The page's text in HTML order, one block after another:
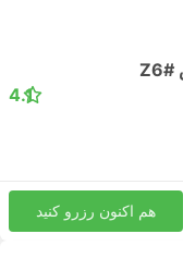
4.1
هم اکنون رزرو کنید